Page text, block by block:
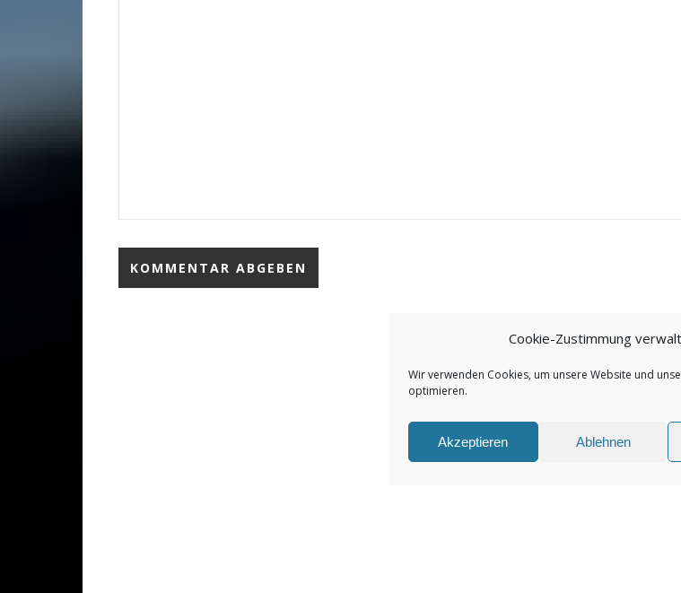
Cookie-Zustimmung
Wir verwenden Cookies, um unsere Website und
optimieren.
Akzeptieren Ablehnen